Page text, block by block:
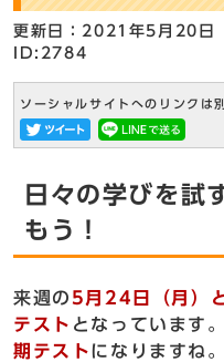
更新日：2021年5月20日
ID:2784
ソーシャルサイトへのリンクは
日々の学びを試
もう！
来週の 5月24日（月）
テスト となっています
期テストになりますね